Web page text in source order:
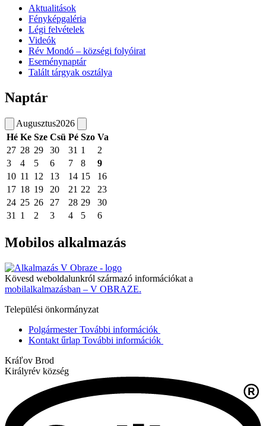
Aktualitások
Fényképgaléria
Légi felvételek
Videók
Rév Mondó – községi folyóirat
Eseménynaptár
Talált tárgyak osztálya
Naptár
Augusztus2026
Hé Ke Sze Csü Pé Szo Va
27 28 29 30 31 1
2
3
4 5 6 7 8
9
10 11 12 13 14 15
16
17 18 19 20 21 22
23
24 25 26 27 28 29
30
31
1 2 3 4 5 6
Mobilos alkalmazás
Kövesd weboldalunkról származó információkat a
mobilalkalmazásban – V OBRAZE.
Települési önkormányzat
Polgármester További információk
Kontakt űrlap További információk
Kráľov Brod
Királyrév község